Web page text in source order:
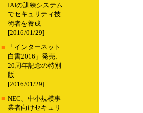
IAIの訓練システム
でセキュリティ技
術者を養成
[2016/01/29]
■
「インターネット
白書2016」発売、
20周年記念の特別
版
[2016/01/29]
■ NEC、中小規模事
業者向けセキュリ